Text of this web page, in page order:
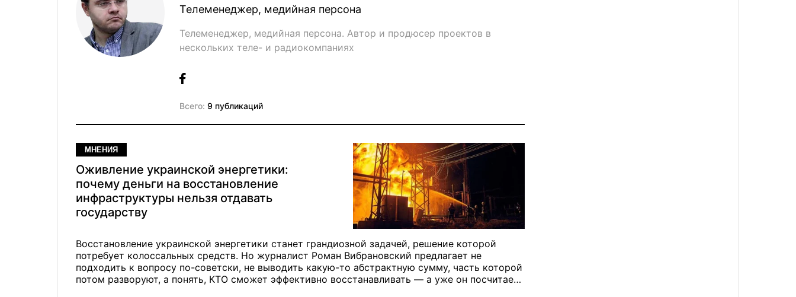
Телеменеджер, медийная персона
Телеменеджер, медийная персона. Автор и продюсер проектов в
нескольких теле- и радиокомпаниях
Всего: 9 публикаций
МНЕНИЯ
Оживление украинской энергетики:
почему деньги на восстановление
инфраструктуры нельзя отдавать
государству
Восстановление украинской энергетики станет грандиозной задачей, решение которой
потребует колоссальных средств. Но журналист Роман Вибрановский предлагает не
подходить к вопросу по-советски, не выводить какую-то абстрактную сумму, часть которой
потом разворуют, а понять, КТО сможет эффективно восстанавливать — а уже он посчитает,